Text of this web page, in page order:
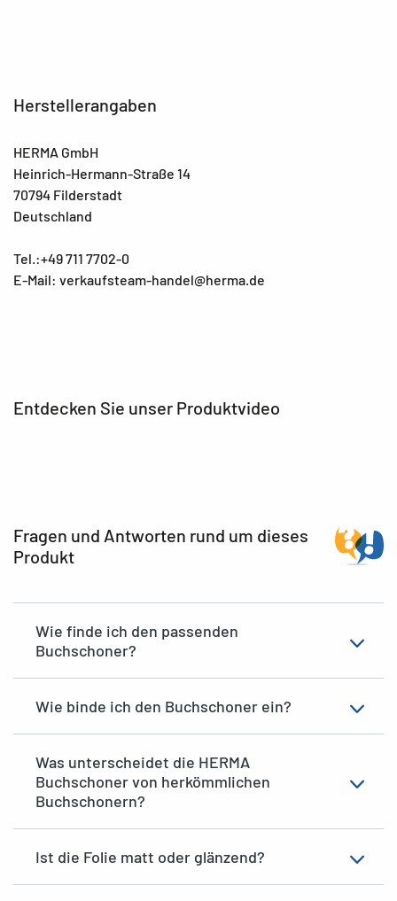
Herstellerangaben
HERMA GmbH
Heinrich-Hermann-Straße 14
70794 Filderstadt
Deutschland
Tel.:+49 711 7702-0
E-Mail: verkaufsteam-handel@herma.de
Entdecken Sie unser Produktvideo
Fragen und Antworten rund um dieses
Produkt
Wie finde ich den passenden
Buchschoner?
Wie binde ich den Buchschoner ein?
Was unterscheidet die HERMA
Buchschoner von herkömmlichen
Buchschonern?
Ist die Folie matt oder glänzend?